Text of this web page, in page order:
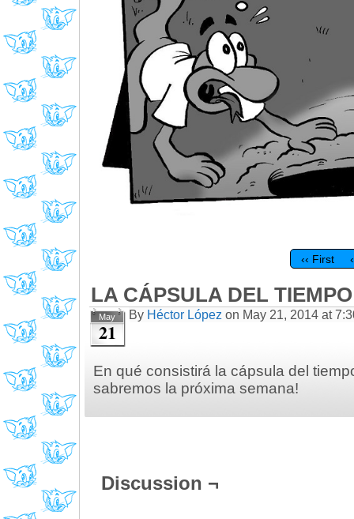
‹‹ First
LA CÁPSULA DEL
May
21
By Héctor López on May 21, 2014 at
En qué consistirá la cápsula del
sabremos la próxima semana!
Discussion ¬